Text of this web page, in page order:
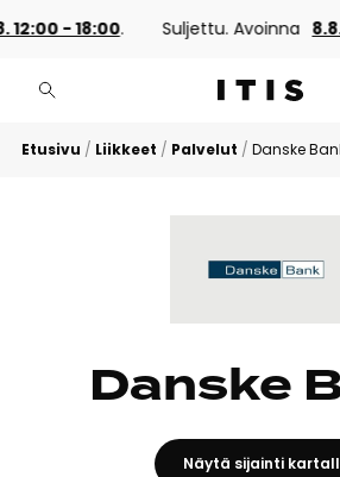
12:00 - 18:00. Suljettu. Avoinna
Etusivu / Liikkeet / Palvelut / Danske
Danske
Näytä sijainti